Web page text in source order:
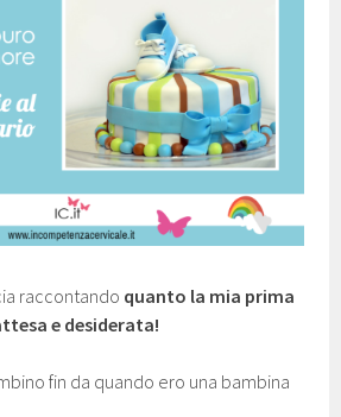
raccontando quanto la mia prima
e desiderata!
fin da quando ero una bambina